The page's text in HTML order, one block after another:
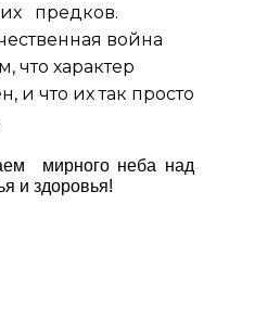
предков.
война
что характер
и что их так просто
мирного неба над
и здоровья!